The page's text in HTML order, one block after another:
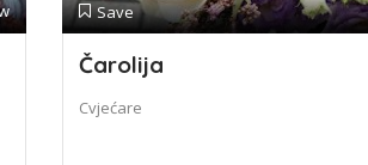
Save
Čarolija
Cvjećare